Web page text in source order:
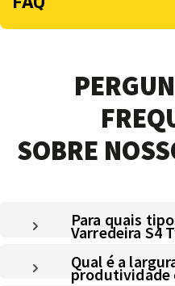
FAQ
SOBRE
Para quais
Varredeira S4
Qual é a
produtividade